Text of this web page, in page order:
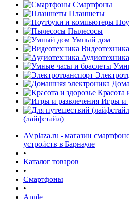
Смартфоны
Планшеты
Пылесосы
Умный дом
Видеотехника
Аудиотехника
Красота
Игры и
(лайфстайл)
AVplaza.ru - магазин
устройств в Барнауле
•
Каталог товаров
•
Смартфоны
•
Apple